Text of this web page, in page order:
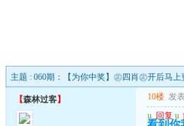
主题 : 060期：【为你中奖】㊣四肖㊣开后马上
【森林过客】 10楼 发
u 回复 u